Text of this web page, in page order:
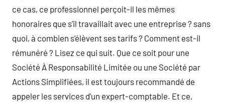
ce cas, ce professionnel perçoit-il les mêmes
honoraires que s’il travaillait avec une entreprise ? sans
quoi, à combien s’élèvent ses tarifs ? Comment est-il
rémunéré ? Lisez ce qui suit. Que ce soit pour une
Société À Responsabilité Limitée ou une Société par
Actions Simplifiées, il est toujours recommandé de
appeler les services d’un expert-comptable. Et ce,